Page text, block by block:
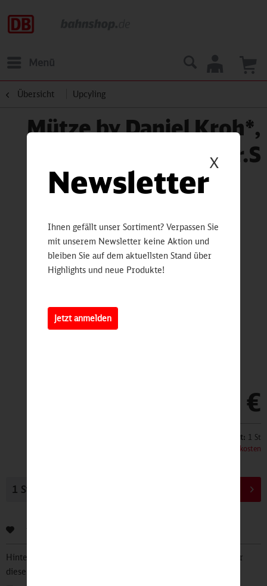
Menü
Übersicht Upcyling
Mütze by Daniel Kroh*,
Gr.S
49,90 €
Inhalt: 1 St
zzgl. Versandkosten
Hinterlegen Sie Ihre Email Adresse und bleiben Sie stets über
diesen Artikel informiert.
X
Newsletter
Ihnen gefällt unser Sortiment? Verpassen Sie
mit unserem Newsletter keine Aktion und
bleiben Sie auf dem aktuellsten Stand über
Highlights und neue Produkte!
Jetzt anmelden